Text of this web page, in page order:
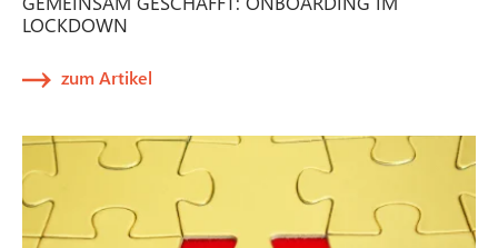
LOCKDOWN
zum Artikel